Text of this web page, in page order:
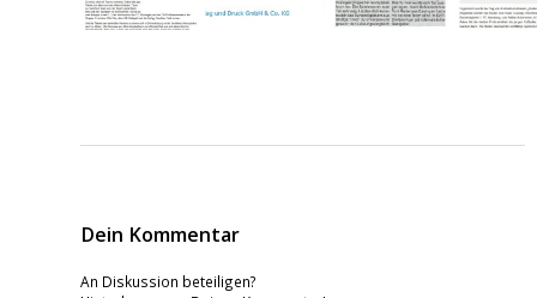
Dein Kommentar
An Diskussion beteiligen?